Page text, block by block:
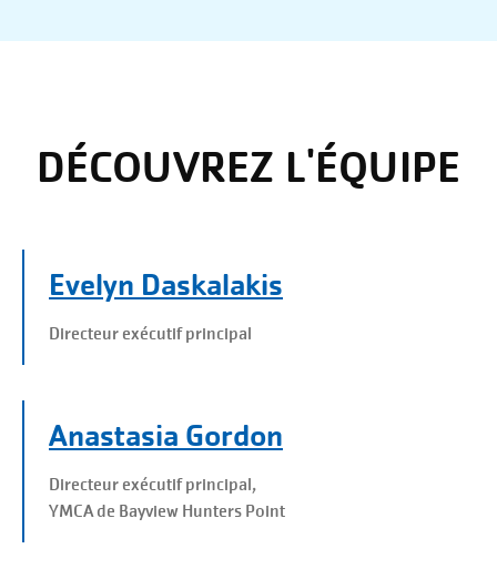
DÉCOUVREZ L'ÉQUIPE
Evelyn Daskalakis
Directeur exécutif principal
Anastasia Gordon
Directeur exécutif principal,
YMCA de Bayview Hunters Point